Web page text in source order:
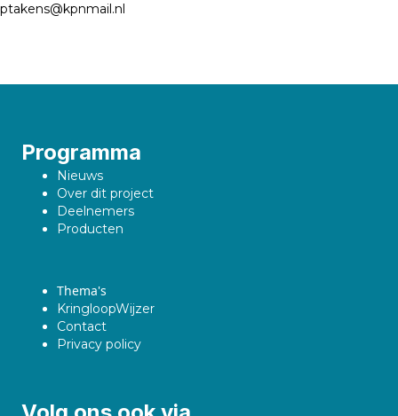
ptakens@kpnmail.nl
Programma
Nieuws
Over dit project
Deelnemers
Producten
Thema's
KringloopWijzer
Contact
Privacy policy